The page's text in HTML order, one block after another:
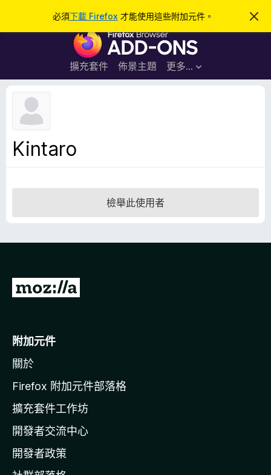
必須下載 Firefox 才能使用這些附加元件。
忽
此
F
r
e
加
元
擴充套件 佈景主題 更多…
登入
Kintaro
檢舉此使用者
前
o
i
l
a
官
網
附加元件
關於
Firefox 附加元件部落格
擴充套件工作坊
開發者交流中心
開發者政策